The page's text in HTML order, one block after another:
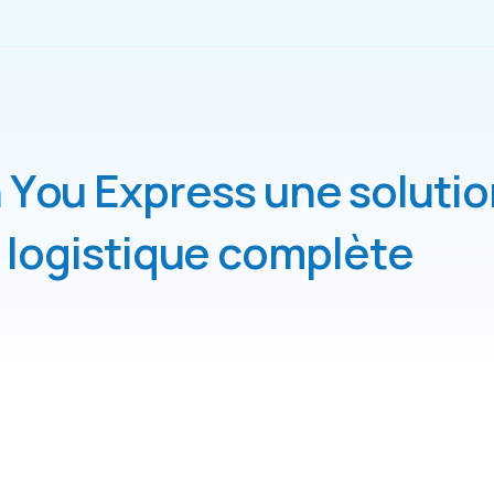
You Expressunesolutio
logistiquecomplète